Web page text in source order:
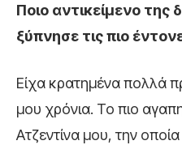
Ποιο αντικείμενο της
ξύπνησε τις πιο
Είχα κρατημένα πολλά
μου χρόνια. Το πιο
Ατζεντίνα μου, την